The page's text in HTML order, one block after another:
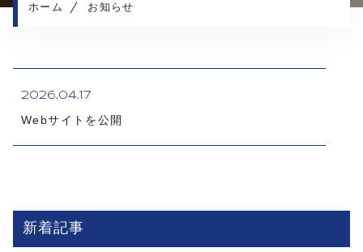
ホーム お知らせ
2026.04.17
Webサイトを公開
新着記事